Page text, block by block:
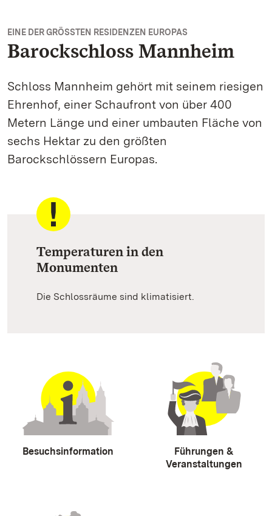
EINE DER GRÖSSTEN RESIDENZEN EUROPAS
Barockschloss Mannheim
Schloss Mannheim gehört mit seinem riesigen
Ehrenhof, einer Schaufront von über 400
Metern Länge und einer umbauten Fläche von
sechs Hektar zu den größten
Barockschlössern Europas.
Temperaturen in den
Monumenten
Die Schlossräume sind klimatisiert.
Besuchsinformation
Führungen &
Veranstaltungen